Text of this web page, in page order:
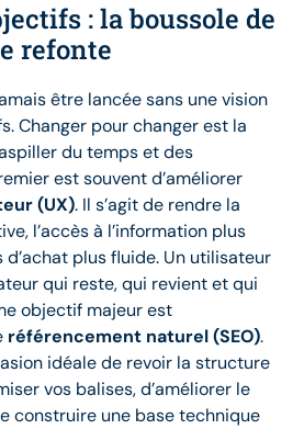
: la boussole de
refonte
être lancée sans une vision
Changer pour changer est la
du temps et des
est souvent d’améliorer
(UX). Il s’agit de rendre la
l’accès à l’information plus
plus fluide. Un utilisateur
qui reste, qui revient et qui
objectif majeur est
référencement naturel (SEO).
idéale de revoir la structure
vos balises, d’améliorer le
construire une base technique